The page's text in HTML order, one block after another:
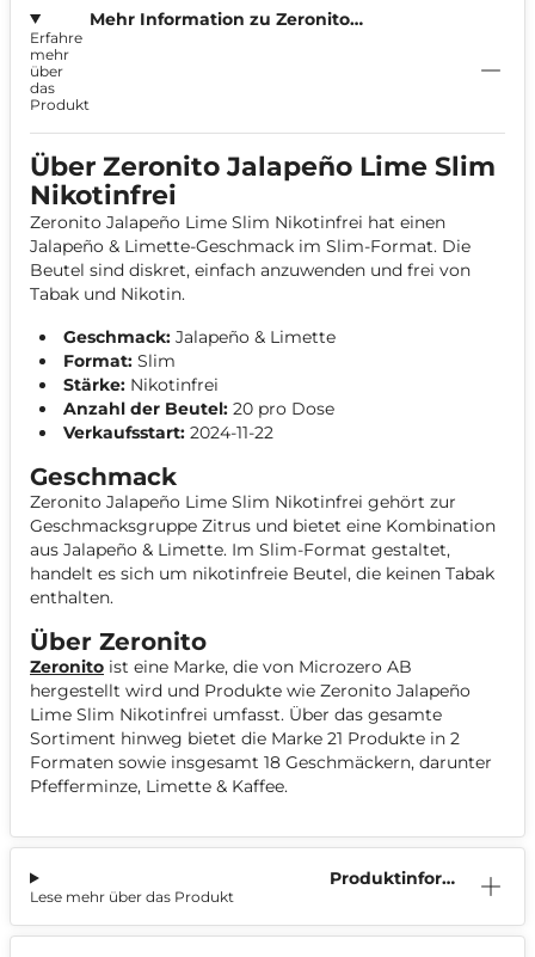
Mehr Information zu Zeronito
Erfahre
mehr
über
das
Produkt
Über Zeronito Jalapeño Lime Slim
Nikotinfrei
Zeronito Jalapeño Lime Slim Nikotinfrei hat einen
Jalapeño & Limette-Geschmack im Slim-Format. Die
Beutel sind diskret, einfach anzuwenden und frei von
Tabak und Nikotin.
Geschmack: Jalapeño & Limette
Format: Slim
Stärke: Nikotinfrei
Anzahl der Beutel: 20 pro Dose
Verkaufsstart: 2024-11-22
Geschmack
Zeronito Jalapeño Lime Slim Nikotinfrei gehört zur
Geschmacksgruppe Zitrus und bietet eine Kombination
aus Jalapeño & Limette. Im Slim-Format gestaltet,
handelt es sich um nikotinfreie Beutel, die keinen Tabak
enthalten.
Über Zeronito
Zeronito ist eine Marke, die von Microzero AB
hergestellt wird und Produkte wie Zeronito Jalapeño
Lime Slim Nikotinfrei umfasst. Über das gesamte
Sortiment hinweg bietet die Marke 21 Produkte in 2
Formaten sowie insgesamt 18 Geschmäckern, darunter
Pfefferminze, Limette & Kaffee.
Produktinform
Lese mehr über das Produkt